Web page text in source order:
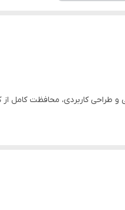
طراحی کاربردی، محافظت کامل